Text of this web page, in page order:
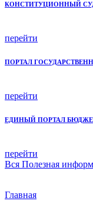
КОНСТИТУЦИОННЫЙ
перейти
ПОРТАЛ
перейти
ЕДИНЫЙ ПОРТАЛ
перейти
Вся Полезная
Главная